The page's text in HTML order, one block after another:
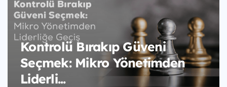
Kontrolü Bırakıp Güveni
Seçmek: Mikro Yönetimden
Liderli...